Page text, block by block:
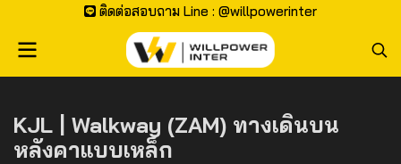
ติดต่อสอบถาม Line : @willpowerinter
KJL | Walkway (ZAM) ทางเดินบน
หลังคาแบบเหล็ก